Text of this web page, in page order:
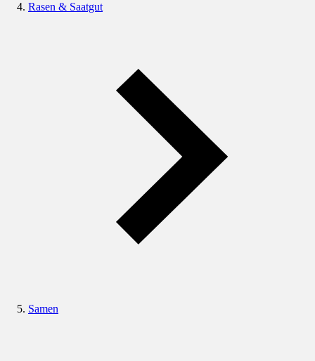
Rasen & Saatgut
Samen